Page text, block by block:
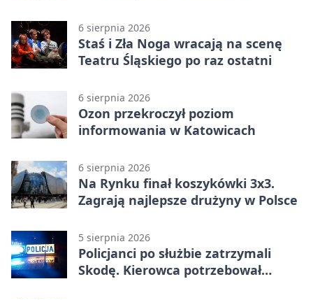
rundy kwalifikacyjnej
6 sierpnia 2026
Staś i Zła Noga wracają na scenę
Teatru Śląskiego po raz ostatni
6 sierpnia 2026
Ozon przekroczył poziom
informowania w Katowicach
6 sierpnia 2026
Na Rynku finał koszykówki 3x3.
Zagrają najlepsze drużyny w Polsce
5 sierpnia 2026
Policjanci po służbie zatrzymali
Skodę. Kierowca potrzebował